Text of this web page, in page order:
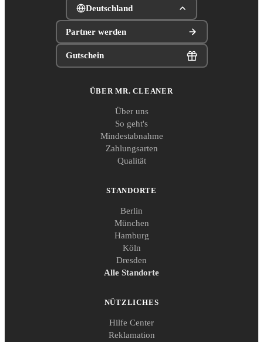
Deutschland
Partner werden
Gutschein
ÜBER MR. CLEANER
Über uns
So geht's
Mindestabnahme
Zahlungsarten
Qualität
STANDORTE
Berlin
München
Hamburg
Köln
Dresden
Alle Standorte
NÜTZLICHES
Hilfe Center
Reklamation